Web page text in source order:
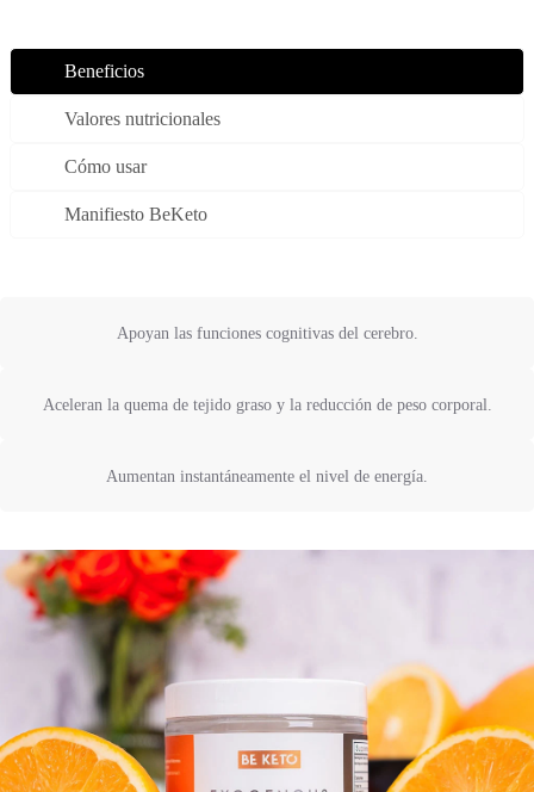
Beneficios
Valores nutricionales
Cómo usar
Manifiesto BeKeto
Apoyan las funciones cognitivas del cerebro.
Aceleran la quema de tejido graso y la reducción de peso corporal.
Aumentan instantáneamente el nivel de energía.